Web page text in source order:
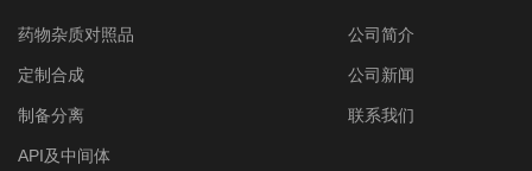
药物杂质对照品
定制合成
制备分离
API及中间体
公司简介
公司新闻
联系我们